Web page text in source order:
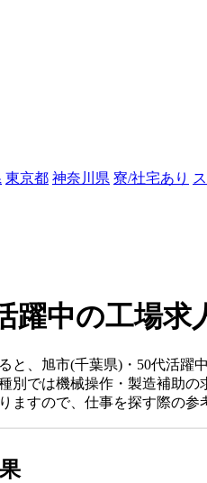
東京都 神奈川県 寮/社宅あり
躍中の工場求
と、旭市(千葉県)・50代活
別では機械操作・製造補助の
ますので、仕事を探す際の参